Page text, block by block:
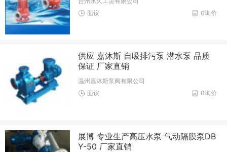
0询价
面议
供应 嘉沐斯 自吸排污泵 潜水泵 品质
保证 厂家直销
温州嘉沐斯泵阀有限公司
0询价
面议
展博 专业生产高压水泵 气动隔膜泵DB
Y-50 厂家直销